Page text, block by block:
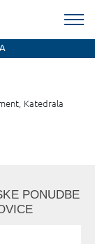
Katedrala
PONUDBE